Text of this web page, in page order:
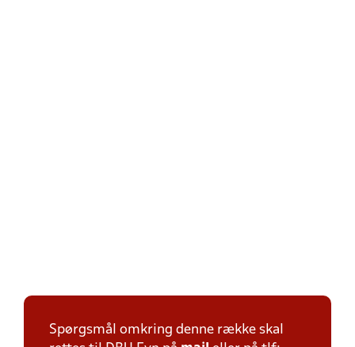
Spørgsmål omkring denne række skal